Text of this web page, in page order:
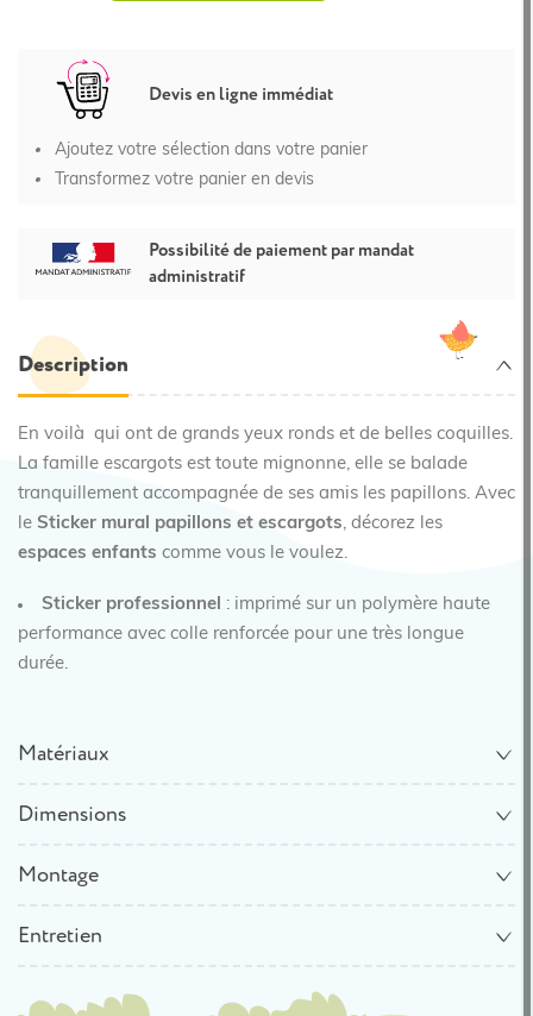
Devis en ligne immédiat
Ajoutez votre sélection dans votre panier
Transformez votre panier en devis
Possibilité de paiement par mandat
administratif
Description
En voilà qui ont de grands yeux ronds et de belles coquilles.
La famille escargots est toute mignonne, elle se balade
tranquillement accompagnée de ses amis les papillons. Avec
le Sticker mural papillons et escargots, décorez les
espaces enfants comme vous le voulez.
Sticker professionnel : imprimé sur un polymère haute
performance avec colle renforcée pour une très longue
durée.
Matériaux
Dimensions
Montage
Entretien